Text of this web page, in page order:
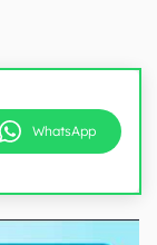
WhatsApp